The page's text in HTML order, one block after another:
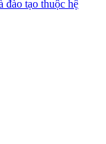
đào tạo thuộc hệ